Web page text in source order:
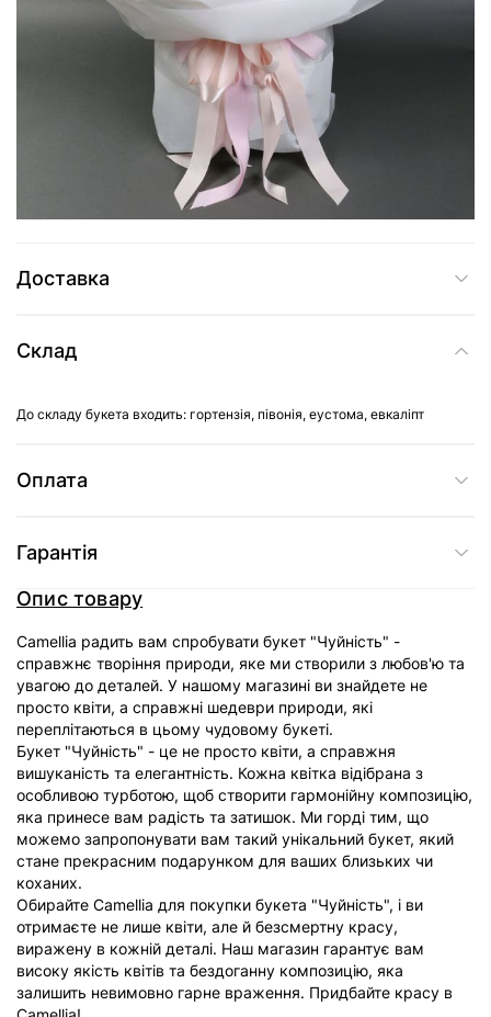
8 469 грн
Додати до кошика
Купити в один клік
Доставка
Склад
До складу букета входить: гортензія, півонія, еустома, евкаліпт
Оплата
Гарантія
Опис товару
Camellia радить вам спробувати букет "Чуйність" -
справжнє творіння природи, яке ми створили з любов'ю та
увагою до деталей. У нашому магазині ви знайдете не
просто квіти, а справжні шедеври природи, які
переплітаються в цьому чудовому букеті.
Букет "Чуйність" - це не просто квіти, а справжня
вишуканість та елегантність. Кожна квітка відібрана з
особливою турботою, щоб створити гармонійну композицію,
яка принесе вам радість та затишок. Ми горді тим, що
можемо запропонувати вам такий унікальний букет, який
стане прекрасним подарунком для ваших близьких чи
коханих.
Обирайте Camellia для покупки букета "Чуйність", і ви
отримаєте не лише квіти, але й безсмертну красу,
виражену в кожній деталі. Наш магазин гарантує вам
високу якість квітів та бездоганну композицію, яка
залишить невимовно гарне враження. Придбайте красу в